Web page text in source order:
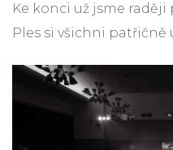
Ke konci už jsme raději
Ples si všichni patřičně